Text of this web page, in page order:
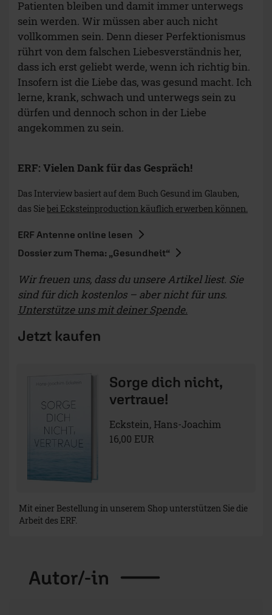
Patienten bleiben und damit immer unterwegs
sein werden. Wir müssen aber auch nicht
vollkommen sein. Denn dieser Perfektionismus
rührt von dem falschen Liebesverständnis her,
dass ich erst geliebt werde, wenn ich richtig bin.
Insofern ist die Liebe das, was gesund macht. Ich
lerne, krank, schwach und unterwegs sein zu
dürfen und dennoch schon in der Liebe
angekommen zu sein.
ERF: Vielen Dank für das Gespräch!
Das Interview basiert auf dem Buch Gesund im Glauben,
das Siebei Ecksteinproduction käuflich erwerben können.
ERF Antenne online lesen
Dossier zum Thema: „Gesundheit“
Wir freuen uns, dass du unsere Artikel liest. Sie
sind für dich kostenlos – aber nicht für uns.
Unterstütze uns mit deiner Spende.
Jetzt kaufen
Sorge dich nicht,
vertraue!
Eckstein, Hans-Joachim
16,00 EUR
Mit einer Bestellung in unserem Shop unterstützen Sie die
Arbeit des ERF.
Autor/-in